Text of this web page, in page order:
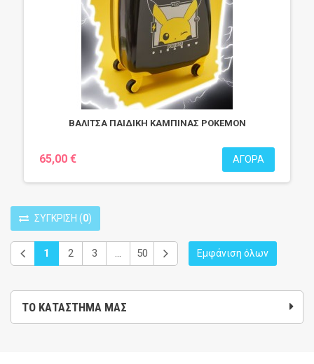
ΤΟ ΚΑΤΆΣΤΗΜΑ ΜΑΣ
ΒΑΛΙΤΣΑ ΠΑΙΔΙΚΗ ΚΑΜΠΙΝΑΣ POKEMON
65,00 € ΑΓΟΡΆ
ΣΎΓΚΡΙΣΗ (0)
1 2 3 ... 50 Εμφάνιση όλων